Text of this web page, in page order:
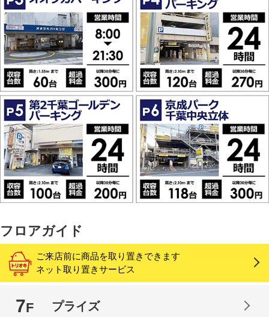
フロアガイド
ご来店前に商品を取り置きできます
ネット取り置きサービス
7F プライズ